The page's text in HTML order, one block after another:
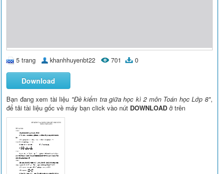
5 trang khanhhuyenbt22 701 0
Download
Bạn đang xem tài liệu "Đề kiểm tra giữa học kì 2 môn Toán học Lớp 8",
để tải tài liệu gốc về máy bạn click vào nút DOWNLOAD ở trên